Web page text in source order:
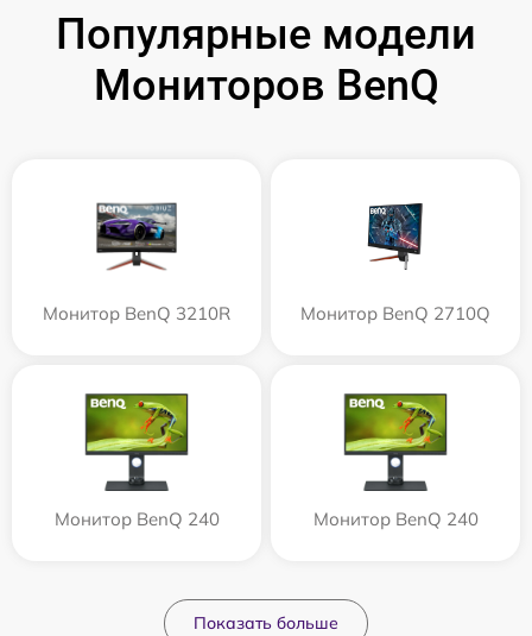
Популярные модели
Мониторов BenQ
Монитор BenQ 3210R Монитор BenQ 2710Q
Монитор BenQ 240 Монитор BenQ 240
Показать больше